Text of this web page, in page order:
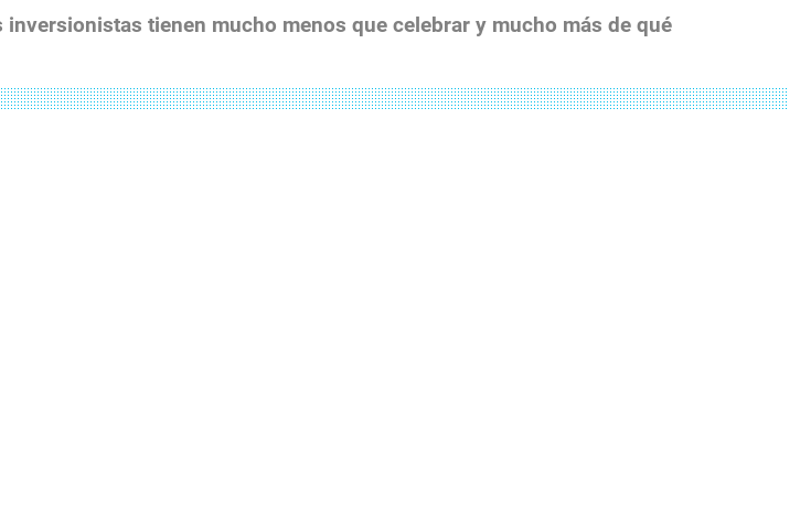
tienen mucho menos que celebrar y mucho más de qué